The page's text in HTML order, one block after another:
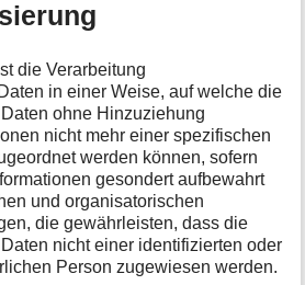
die Verarbeitung
in einer Weise, auf welche die
ohne Hinzuziehung
nicht mehr einer spezifischen
werden können, sofern
gesondert aufbewahrt
und organisatorischen
die gewährleisten, dass die
nicht einer identifizierten oder
Person zugewiesen werden.